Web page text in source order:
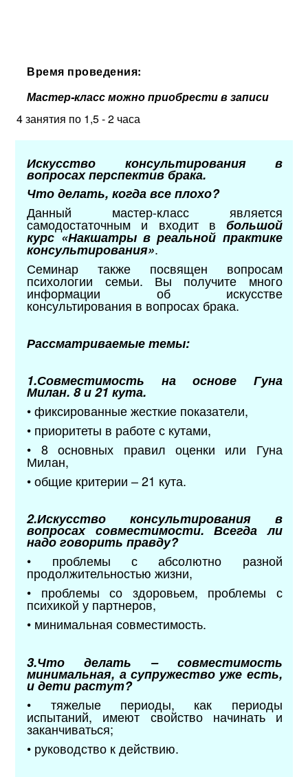
Время проведения:
Мастер-класс можно приобрести в записи
4 занятия по 1,5 - 2 часа
Искусство консультирования в
вопросах перспектив брака.
Что делать, когда все плохо?
Данный мастер-класс является
самодостаточным и входит в большой
курс «Накшатры в реальной практике
консультирования».
Семинар также посвящен вопросам
психологии семьи. Вы получите много
информации об искусстве
консультирования в вопросах брака.
Рассматриваемые темы:
1.Совместимость на основе Гуна
Милан. 8 и 21 кута.
• фиксированные жесткие показатели,
• приоритеты в работе с кутами,
• 8 основных правил оценки или Гуна
Милан,
• общие критерии – 21 кута.
2.Искусство консультирования в
вопросах совместимости. Всегда ли
надо говорить правду?
• проблемы с абсолютно разной
продолжительностью жизни,
• проблемы со здоровьем, проблемы с
психикой у партнеров,
• минимальная совместимость.
3.Что делать – совместимость
минимальная, а супружество уже есть,
и дети растут?
• тяжелые периоды, как периоды
испытаний, имеют свойство начинать и
заканчиваться;
• руководство к действию.